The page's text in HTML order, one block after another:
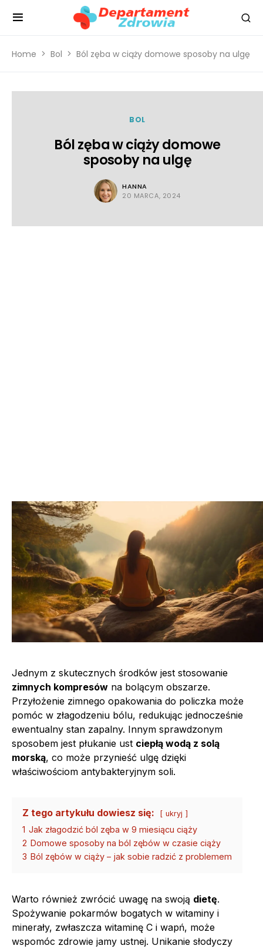
Home Bol Ból zęba w ciąży domowe sposoby na ulgę
BOL
Ból zęba w ciąży domowe
sposoby na ulgę
HANNA
20 MARCA, 2024
Jednym z skutecznych środków jest stosowanie
zimnych kompresów na bolącym obszarze.
Przyłożenie zimnego opakowania do policzka może
pomóc w złagodzeniu bólu, redukując jednocześnie
ewentualny stan zapalny. Innym sprawdzonym
sposobem jest płukanie ust ciepłą wodą z solą
morską, co może przynieść ulgę dzięki
właściwościom antybakteryjnym soli.
Z tego artykułu dowiesz się: ukryj
1 Jak złagodzić ból zęba w 9 miesiącu ciąży
2 Domowe sposoby na ból zębów w czasie ciąży
3 Ból zębów w ciąży – jak sobie radzić z problemem
Warto również zwrócić uwagę na swoją dietę.
Spożywanie pokarmów bogatych w witaminy i
minerały, zwłaszcza witaminę C i wapń, może
wspomóc zdrowie jamy ustnej. Unikanie słodyczy